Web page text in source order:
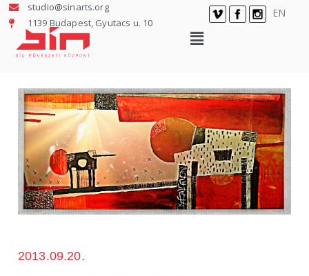
studio@sinarts.org
1139 Budapest, Gyutacs u. 10
EN
2013.09.20.